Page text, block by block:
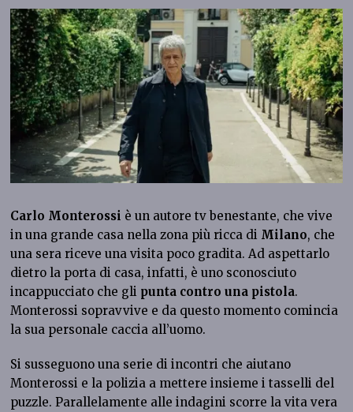
Carlo Monterossi è un autore tv benestante, che vive
in una grande casa nella zona più ricca di Milano, che
una sera riceve una visita poco gradita. Ad aspettarlo
dietro la porta di casa, infatti, è uno sconosciuto
incappucciato che gli punta contro una pistola.
Monterossi sopravvive e da questo momento comincia
la sua personale caccia all’uomo.
Si susseguono una serie di incontri che aiutano
Monterossi e la polizia a mettere insieme i tasselli del
puzzle. Parallelamente alle indagini scorre la vita vera